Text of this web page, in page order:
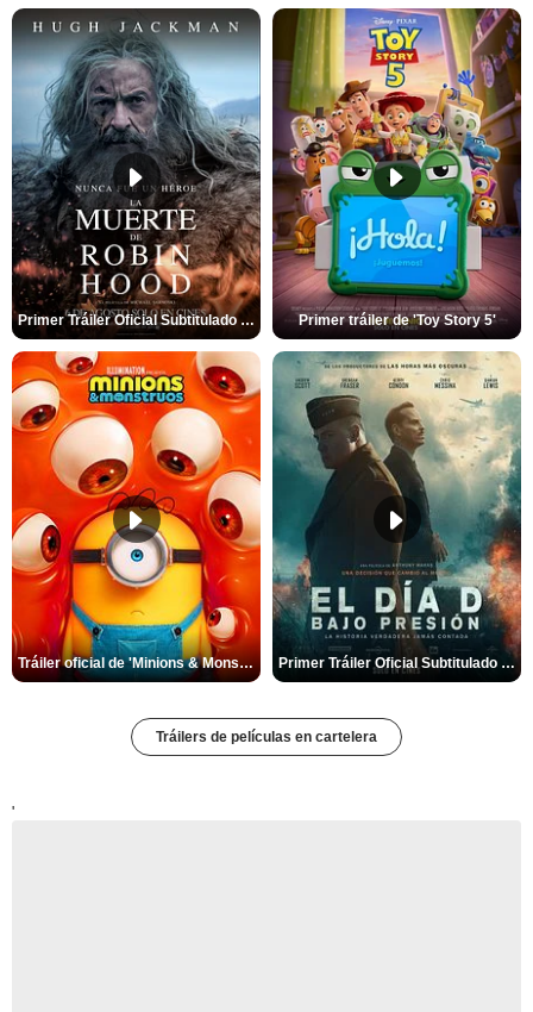
Primer Tráiler Oficial Subtitulado de 'La Muerte de Robin Hood' Primer tráiler de 'Toy Story 5'
Tráiler oficial de 'Minions & Monstruos' Primer Tráiler Oficial Subtitulado de 'El Día D: Bajo presión'
Tráilers de películas en cartelera
'